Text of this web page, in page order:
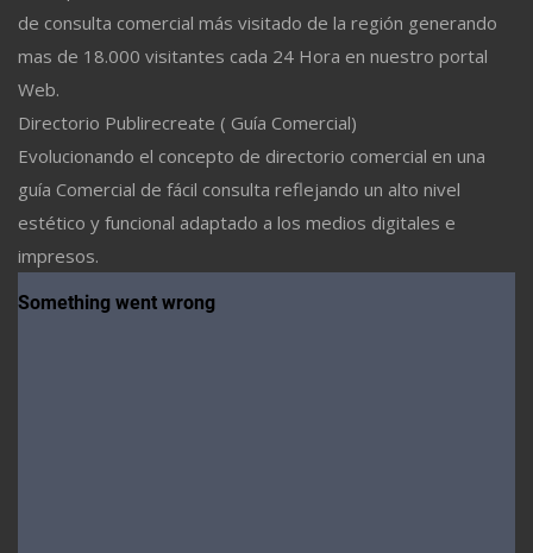
de consulta comercial más visitado de la región generando
mas de 18.000 visitantes cada 24 Hora en nuestro portal
Web.
Directorio Publirecreate ( Guía Comercial)
Evolucionando el concepto de directorio comercial en una
guía Comercial de fácil consulta reflejando un alto nivel
estético y funcional adaptado a los medios digitales e
impresos.